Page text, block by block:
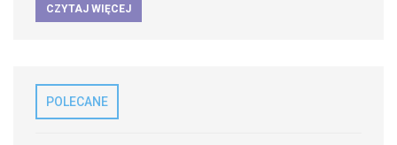
CZYTAJ WIĘCEJ
POLECANE